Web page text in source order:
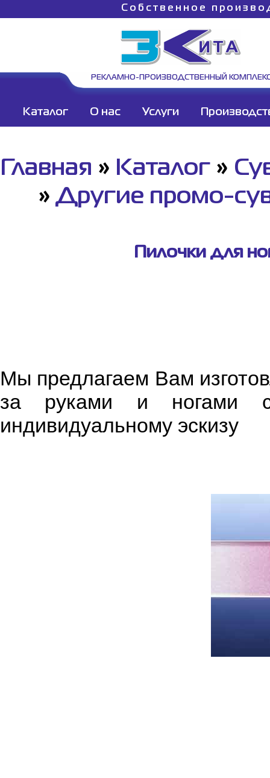
Собственное
РЕКЛАМНО-ПРОИЗВОДСТВЕННЫЙ
Каталог О нас Услуги
Главная » Каталог »
»Другие промо-
Пилочки для
Мы предлагаем Вам
за руками и ногами
индивидуальному эскизу